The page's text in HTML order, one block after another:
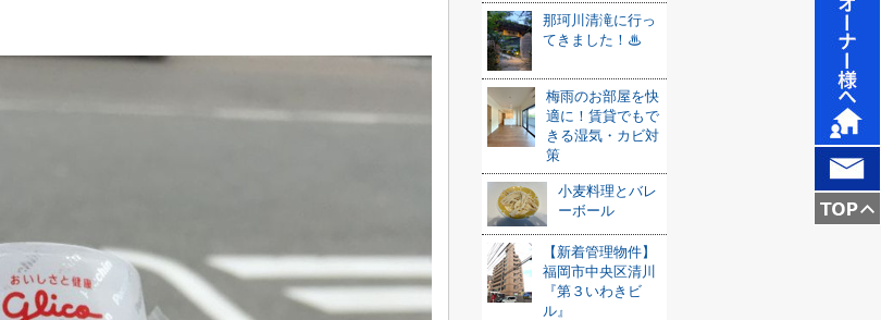
那珂川清滝に行っ
てきました！♨
梅雨のお部屋を快
適に！賃貸でもで
きる湿気・カビ対
策
小麦料理とバレ
ーボール
【新着管理物件】
福岡市中央区清川
『第３いわきビ
ル』